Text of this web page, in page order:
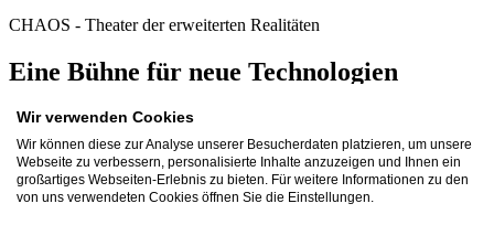
CHAOS - Theater der erweiterten Realitäten
Eine Bühne für neue Technologien
Wie gehen wir mit Technologien wie KI und mit virtuellen Welten
um, die unser Leben und unsere Kultur entscheidend verändern?
Und wie verhalten wir uns ihnen gegenüber? Mit der
atemberaubenden Entwicklung digitaler Technologien und den
Fragen, die sie aufwirft, befassen sich auch die Künste. Mit dem
Wir verwenden Cookies
Wir können diese zur Analyse unserer Besucherdaten platzieren, um unsere
Webseite zu verbessern, personalisierte Inhalte anzuzeigen und Ihnen ein
großartiges Webseiten-Erlebnis zu bieten. Für weitere Informationen zu den
von uns verwendeten Cookies öffnen Sie die Einstellungen.